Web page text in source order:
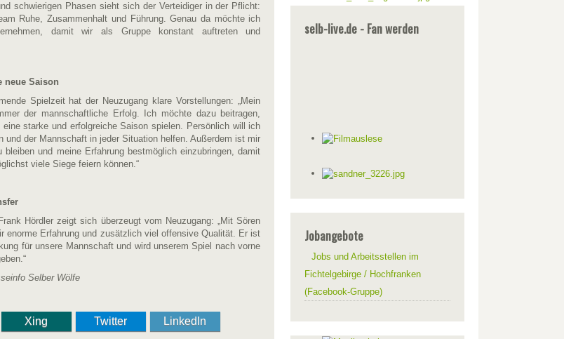
schwierigen Phasen sieht sich der Verteidiger in der Pflicht:
Ruhe, Zusammenhalt und Führung. Genau da möchte ich
damit wir als Gruppe konstant auftreten und
neue Saison
Spielzeit hat der Neuzugang klare Vorstellungen: „Mein
der mannschaftliche Erfolg. Ich möchte dazu beitragen,
starke und erfolgreiche Saison spielen. Persönlich will ich
und der Mannschaft in jeder Situation helfen. Außerdem ist mir
bleiben und meine Erfahrung bestmöglich einzubringen, damit
viele Siege feiern können.“
Hördler zeigt sich überzeugt vom Neuzugang: „Mit Sören
enorme Erfahrung und zusätzlich viel offensive Qualität. Er ist
für unsere Mannschaft und wird unserem Spiel nach vorne
Selber Wölfe
Xing Twitter LinkedIn
selb-live.de - Fan werden
Jobangebote
Jobs und Arbeitsstellen im
Fichtelgebirge / Hochfranken
(Facebook-Gruppe)